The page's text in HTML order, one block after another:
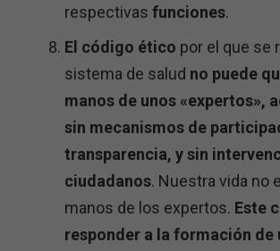
respectivas funciones.
El código ético por el que se
sistema de salud no puede
manos de unos «expertos»,
sin mecanismos de
transparencia, y sin
ciudadanos. Nuestra vida no
manos de los expertos. Este
responder a la formación de